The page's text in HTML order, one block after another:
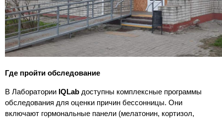
Где пройти обследование
В Лаборатории IQLab доступны комплексные программы
обследования для оценки причин бессонницы. Они
включают гормональные панели (мелатонин, кортизол,